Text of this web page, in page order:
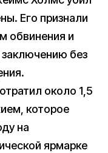
Его признали
обвинения и
без
около 1,5
которое
на
ярмарке